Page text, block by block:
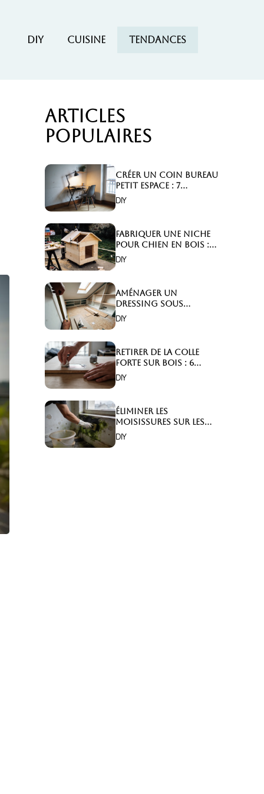
DIY Cuisine Tendances
Articles
populaires
Créer un coin bureau
petit espace : 7
astuces malignes!
DIY
Fabriquer une niche
pour chien en bois :
Comment faire ?
DIY
Aménager un
dressing sous
combles : 6 astuces
indispensables !
DIY
Retirer de la colle
forte sur bois : 6
astuces efficaces !
DIY
Éliminer les
moisissures sur les
murs : 5 solutions
efficaces ?
DIY